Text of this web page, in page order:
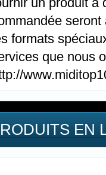
formats
que nous
EN